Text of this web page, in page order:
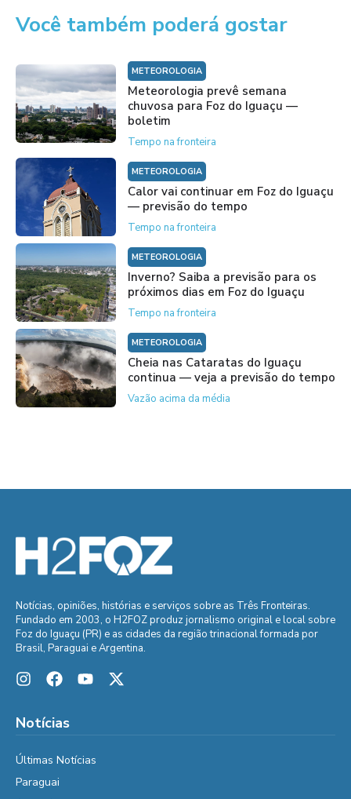
Você também poderá gostar
METEOROLOGIA
Meteorologia prevê semana
chuvosa para Foz do Iguaçu —
boletim
Tempo na fronteira
METEOROLOGIA
Calor vai continuar em Foz do Iguaçu
— previsão do tempo
Tempo na fronteira
METEOROLOGIA
Inverno? Saiba a previsão para os
próximos dias em Foz do Iguaçu
Tempo na fronteira
METEOROLOGIA
Cheia nas Cataratas do Iguaçu
continua — veja a previsão do tempo
Vazão acima da média
Notícias, opiniões, histórias e serviços sobre as Três Fronteiras.
Fundado em 2003, o H2FOZ produz jornalismo original e local sobre
Foz do Iguaçu (PR) e as cidades da região trinacional formada por
Brasil, Paraguai e Argentina.
Notícias
Últimas Notícias
Paraguai